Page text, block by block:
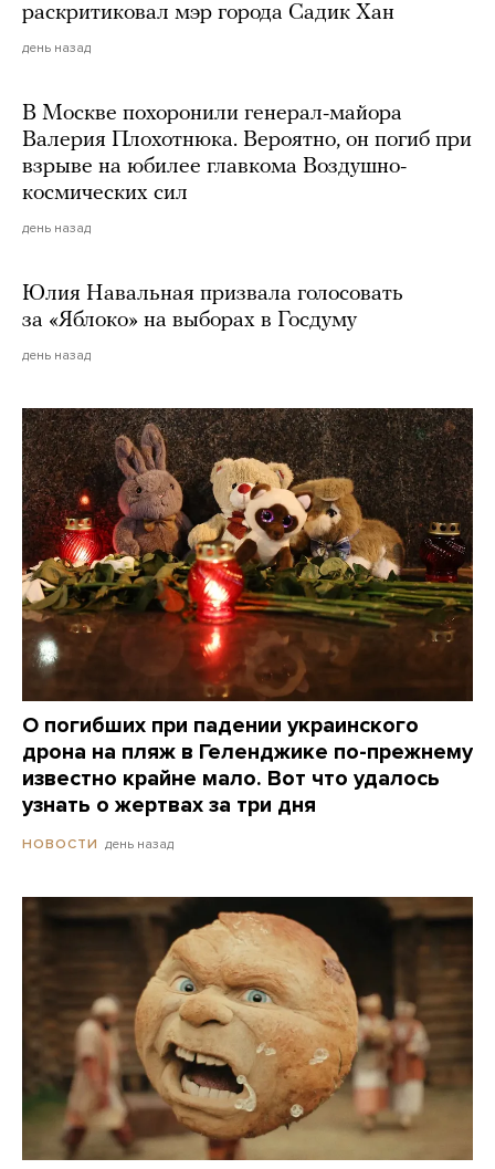
раскритиковал мэр города Садик Хан
день назад
В Москве похоронили генерал-майора
Валерия Плохотнюка. Вероятно, он погиб при
взрыве на юбилее главкома Воздушно-
космических сил
день назад
Юлия Навальная призвала голосовать
за «Яблоко» на выборах в Госдуму
день назад
О погибших при падении украинского
дрона на пляж в Геленджике по-прежнему
известно крайне мало. Вот что удалось
узнать о жертвах за три дня
НОВОСТИ день назад